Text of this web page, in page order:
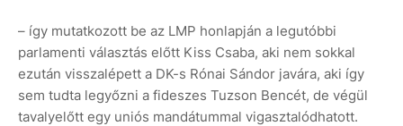
– így mutatkozott be az LMP honlapján a legutóbbi
parlamenti választás előtt Kiss Csaba, aki nem sokkal
ezután visszalépett a DK-s Rónai Sándor javára, aki így
sem tudta legyőzni a fideszes Tuzson Bencét, de végül
tavalyelőtt egy uniós mandátummal vigasztalódhatott.